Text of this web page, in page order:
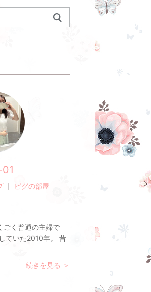
ピグの部屋
ごく普通の主婦で
ていた2010年。 昔
続きを見る ＞